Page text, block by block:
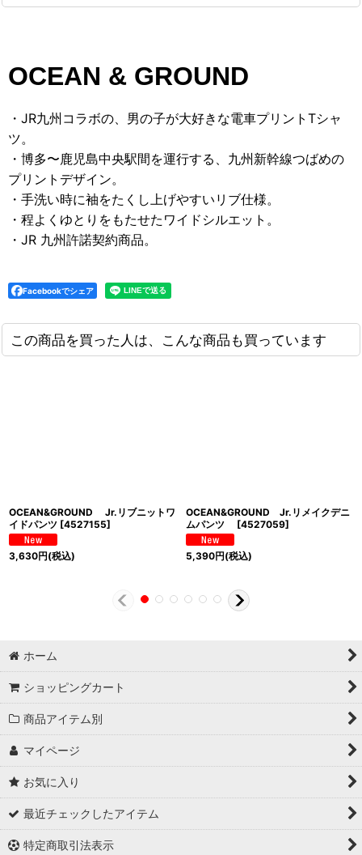
OCEAN & GROUND
・JR九州コラボの、男の子が大好きな電車プリントTシャ
ツ。
・博多〜鹿児島中央駅間を運行する、九州新幹線つばめの
プリントデザイン。
・手洗い時に袖をたくし上げやすいリブ仕様。
・程よくゆとりをもたせたワイドシルエット。
・JR 九州許諾契約商品。
Facebookでシェア
この商品を買った人は、こんな商品も買っています
OCEAN&GROUND Jr.リブニットワ
イドパンツ [4527155]
3,630円(税込)
OCEAN&GROUND Jr.リメイクデニ
ムパンツ
[4527059]
5,390円(税込)
ホーム
ショッピングカート
商品アイテム別
マイページ
お気に入り
最近チェックしたアイテム
特定商取引法表示